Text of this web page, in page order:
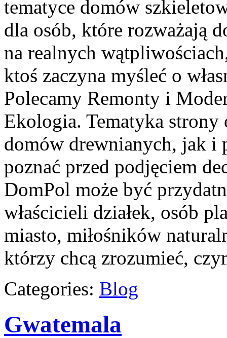
tematyce domów
dla osób, które rozważają
na realnych
ktoś zaczyna myśleć o
Polecamy Remonty i
Ekologia. Tematyka
domów drewnianych, jak i
poznać przed podjęciem
DomPol może być
właścicieli działek, osób
miasto, miłośników
którzy chcą zrozumieć,
Categories: Blog
Gwatemala